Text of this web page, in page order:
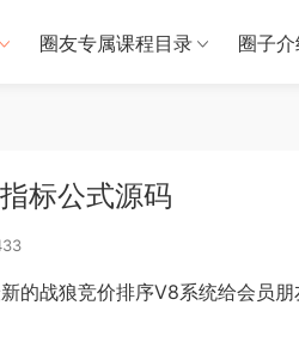
圈友专属课程目录 圈子介
标公式源码
的战狼竞价排序V8系统给会员